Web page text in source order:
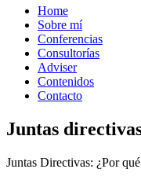
Home
Sobre mí
Conferencias
Consultorías
Adviser
Contenidos
Contacto
Juntas
Juntas Directivas: ¿Por